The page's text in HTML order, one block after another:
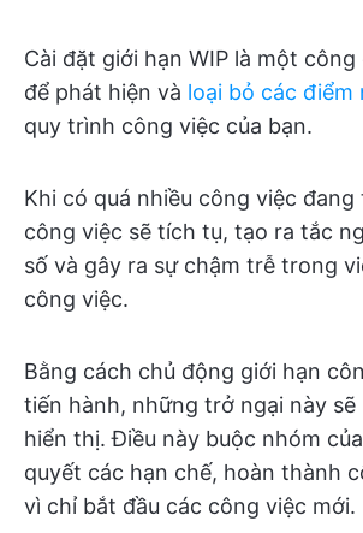
Cài đặt giới hạn WIP là một công
để phát hiện và loại bỏ các điểm
quy trình công việc của bạn.
Khi có quá nhiều công việc đang
công việc sẽ tích tụ, tạo ra tắc
số và gây ra sự chậm trễ trong
công việc.
Bằng cách chủ động giới hạn
tiến hành, những trở ngại này sẽ
hiển thị. Điều này buộc nhóm
quyết các hạn chế, hoàn thành
vì chỉ bắt đầu các công việc mới.